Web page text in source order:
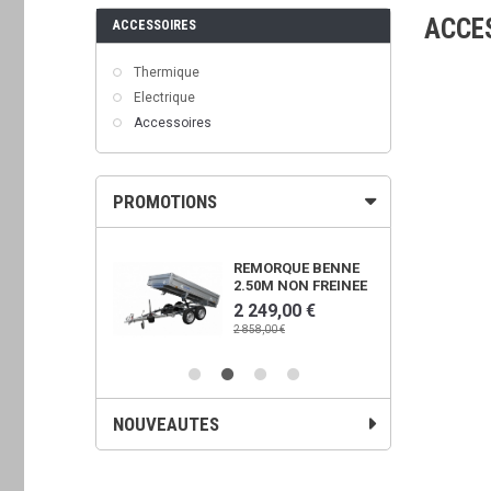
ACCESSOIRES
Thermique
Electrique
Accessoires
PROMOTIONS
REMORQUE BENNE
2.50M NON FREINEE
2 249,00 €
2 858,00 €
NOUVEAUTES